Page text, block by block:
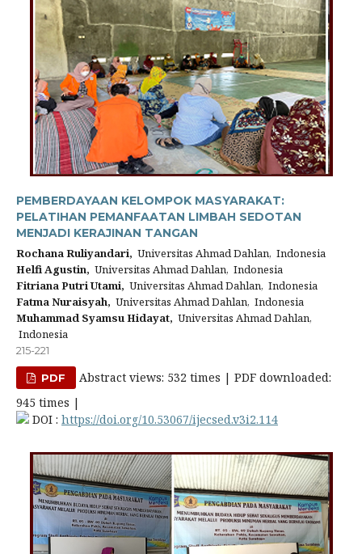
PEMBERDAYAAN KELOMPOK MASYARAKAT:
PELATIHAN PEMANFAATAN LIMBAH SEDOTAN
MENJADI KERAJINAN TANGAN
Rochana Ruliyandari, Universitas Ahmad Dahlan, Indonesia
Helfi Agustin, Universitas Ahmad Dahlan, Indonesia
Fitriana Putri Utami, Universitas Ahmad Dahlan, Indonesia
Fatma Nuraisyah, Universitas Ahmad Dahlan, Indonesia
Muhammad Syamsu Hidayat, Universitas Ahmad Dahlan,
Indonesia
215-221
PDF
Abstract views: 532 times | PDF downloaded:
945 times |
DOI : https://doi.org/10.53067/ijecsed.v3i2.114